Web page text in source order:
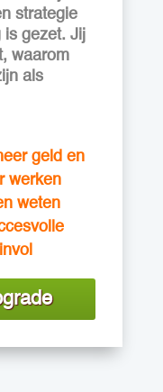
strategie
is gezet. Jij
waarom
als
geld en
werken
weten